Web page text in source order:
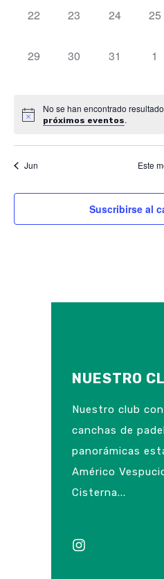
0
22
0
23
0
24
0
25
0
29
0
30
0
31
0
1
No se han encontrado
próximos eventos.
Jun Este
Suscribirse al
NUESTRO
Nuestro club
canchas de
panorámicas
Américo
Cisterna...